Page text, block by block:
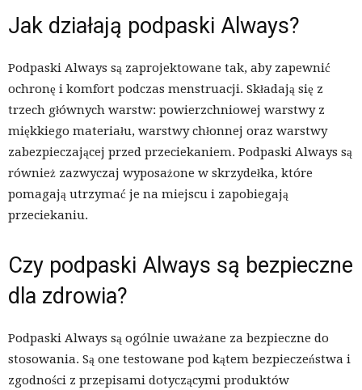
Jak działają podpaski Always?
Podpaski Always są zaprojektowane tak, aby zapewnić
ochronę i komfort podczas menstruacji. Składają się z
trzech głównych warstw: powierzchniowej warstwy z
miękkiego materiału, warstwy chłonnej oraz warstwy
zabezpieczającej przed przeciekaniem. Podpaski Always są
również zazwyczaj wyposażone w skrzydełka, które
pomagają utrzymać je na miejscu i zapobiegają
przeciekaniu.
Czy podpaski Always są bezpieczne
dla zdrowia?
Podpaski Always są ogólnie uważane za bezpieczne do
stosowania. Są one testowane pod kątem bezpieczeństwa i
zgodności z przepisami dotyczącymi produktów